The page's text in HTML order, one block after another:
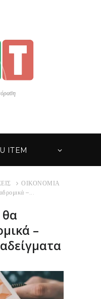
ITEM
ΟΙΚΟΝΟΜΙΑ
–...
θα
–